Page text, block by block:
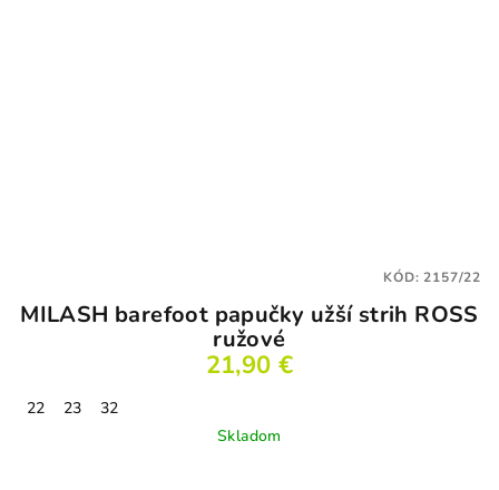
MILASH barefoot papučky užší strih ROSS
ružové
21,90 €
22 23
32
Skladom
KÓD:2157/22